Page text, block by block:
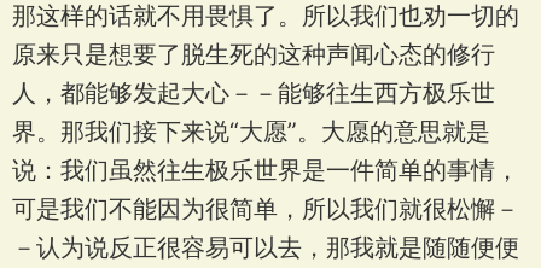
那这样的话就不用畏惧了。所以我们也劝一切的
原来只是想要了脱生死的这种声闻心态的修行
人，都能够发起大心－－能够往生西方极乐世
界。那我们接下来说“大愿”。大愿的意思就是
说：我们虽然往生极乐世界是一件简单的事情，
可是我们不能因为很简单，所以我们就很松懈－
－认为说反正很容易可以去，那我就是随随便便